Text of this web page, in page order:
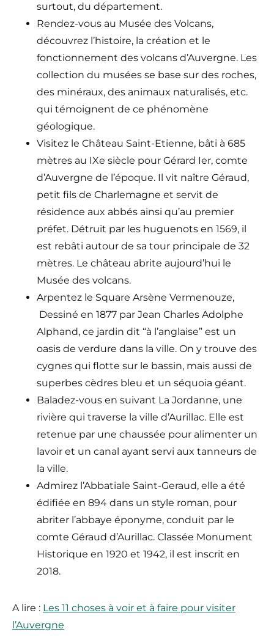
surtout, du département.
Rendez-vous au Musée des Volcans,
découvrez l’histoire, la création et le
fonctionnement des volcans d’Auvergne. Les
collection du musées se base sur des roches,
des minéraux, des animaux naturalisés, etc.
qui témoignent de ce phénomène
géologique.
Visitez le Château Saint-Etienne, bâti à 685
mètres au IXe siècle pour Gérard Ier, comte
d’Auvergne de l’époque. Il vit naître Géraud,
petit fils de Charlemagne et servit de
résidence aux abbés ainsi qu’au premier
préfet. Détruit par les huguenots en 1569, il
est rebâti autour de sa tour principale de 32
mètres. Le château abrite aujourd’hui le
Musée des volcans.
Arpentez le Square Arsène Vermenouze,
Dessiné en 1877 par Jean Charles Adolphe
Alphand, ce jardin dit “à l’anglaise” est un
oasis de verdure dans la ville. On y trouve des
cygnes qui flotte sur le bassin, mais aussi de
superbes cèdres bleu et un séquoia géant.
Baladez-vous en suivant La Jordanne, une
rivière qui traverse la ville d’Aurillac. Elle est
retenue par une chaussée pour alimenter un
lavoir et un canal ayant servi aux tanneurs de
la ville.
Admirez l’Abbatiale Saint-Geraud, elle a été
édifiée en 894 dans un style roman, pour
abriter l’abbaye éponyme, conduit par le
comte Géraud d’Aurillac. Classée Monument
Historique en 1920 et 1942, il est inscrit en
2018.
A lire : Les 11 choses à voir et à faire pour visiter
l’Auvergne